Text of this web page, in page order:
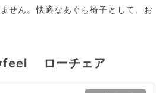
せん。快適なあぐら椅子として、お
ローチェア